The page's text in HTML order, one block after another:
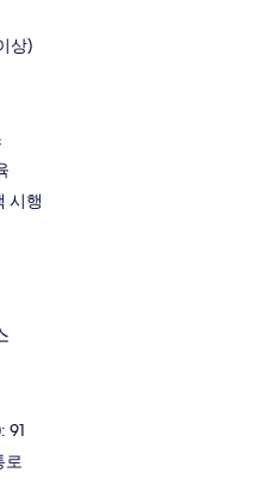
상)
시행
91
로